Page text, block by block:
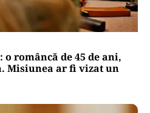
româncă de 45 de ani,
Misiunea ar fi vizat un